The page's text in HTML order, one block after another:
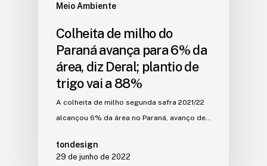
Meio Ambiente
Colheita de milho do
Paraná avança para 6% da
área, diz Deral; plantio de
trigo vai a 88%
A colheita de milho segunda safra 2021/22
alcançou 6% da área no Paraná, avanço de…
tondesign
29 de junho de 2022